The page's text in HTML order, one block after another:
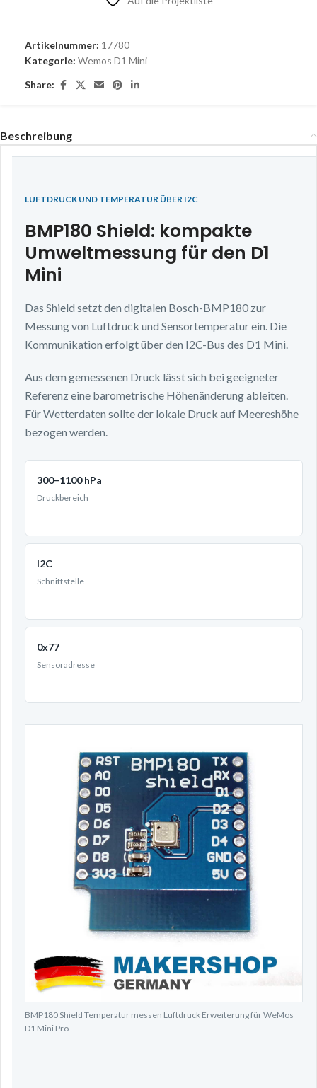
Artikelnummer: 17780
Kategorie: Wemos D1 Mini
Share:
Beschreibung
LUFTDRUCK UND TEMPERATUR ÜBER I2C
BMP180 Shield: kompakte
Umweltmessung für den D1
Mini
Das Shield setzt den digitalen Bosch-BMP180 zur
Messung von Luftdruck und Sensortemperatur ein. Die
Kommunikation erfolgt über den I2C-Bus des D1 Mini.
Aus dem gemessenen Druck lässt sich bei geeigneter
Referenz eine barometrische Höhenänderung ableiten.
Für Wetterdaten sollte der lokale Druck auf Meereshöhe
bezogen werden.
300–1100 hPa
Druckbereich
I2C
Schnittstelle
0x77
Sensoradresse
BMP180 Shield Temperatur messen Luftdruck Erweiterung für WeMos
D1 Mini Pro